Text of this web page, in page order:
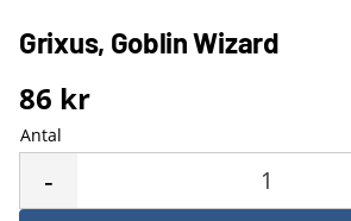
Grixus, Goblin Wizard
86 kr
Antal
-